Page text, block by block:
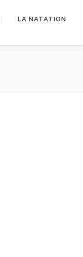
LA NATATION